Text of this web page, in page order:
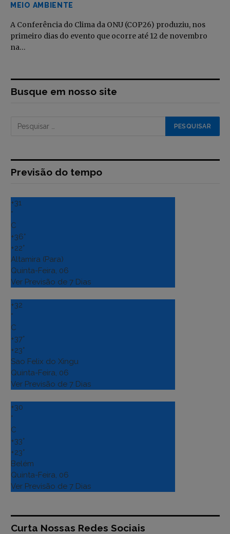
MEIO AMBIENTE
A Conferência do Clima da ONU (COP26) produziu, nos
primeiro dias do evento que ocorre até 12 de novembro
na…
Busque em nosso site
Previsão do tempo
+31
°
C
+36°
+22°
Altamira (Para)
Quinta-Feira, 06
Ver Previsão de 7 Dias
+32
°
C
+37°
+23°
Sao Felix do Xingu
Quinta-Feira, 06
Ver Previsão de 7 Dias
+30
°
C
+33°
+23°
Belém
Quinta-Feira, 06
Ver Previsão de 7 Dias
Curta Nossas Redes Sociais